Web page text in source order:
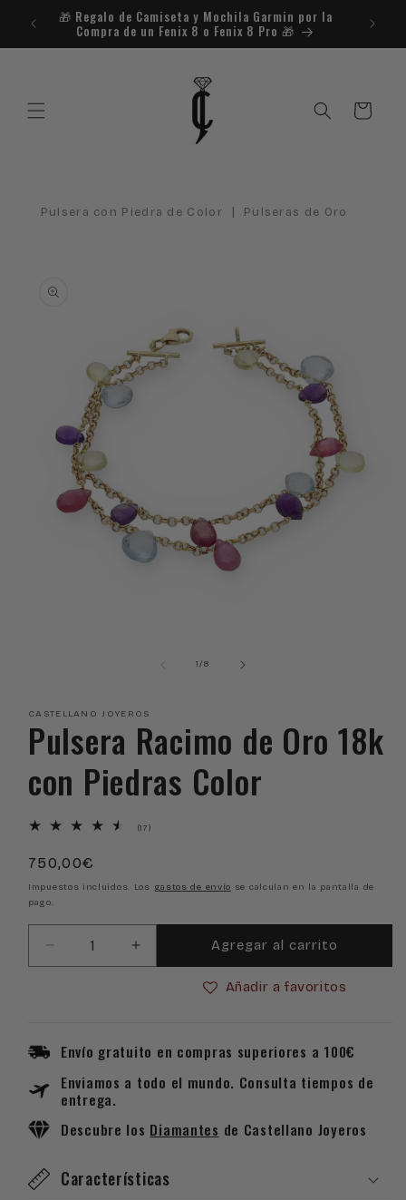
directamente
al contenido
🎁​ Regalo de Camiseta y Mochila Garmin por la
Compra de un Fenix 8 o Fenix 8 Pro 🎁​
Carrito
Pulsera con Piedra de Color | Pulseras de Oro
información
ventana
modal
1/de
8
CASTELLANO JOYEROS
Pulsera Racimo de Oro 18k
con Piedras Color
(17)
Precio
habitual
750,00€
Impuestos incluidos. Los gastos de envío se calculan en la pantalla de
pago.
Reducir
cantidad
de
18k
con
Piedras
Aumentar
cantidad
de
18k
Piedras
Color
Agregar al carrito
Añadir a favoritos
Envío gratuito en compras superiores a 100€
Enviamos a todo el mundo. Consulta tiempos de
entrega.
Descubre los Diamantes de Castellano Joyeros
Características